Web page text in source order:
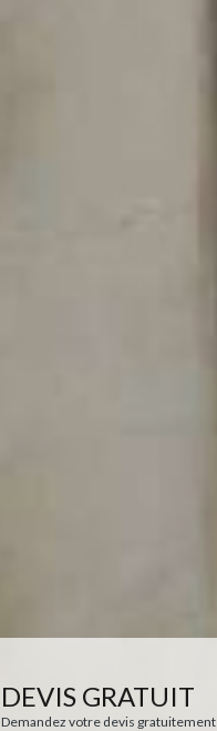
DEVIS GRATUIT
Demandez votre devis gratuitement